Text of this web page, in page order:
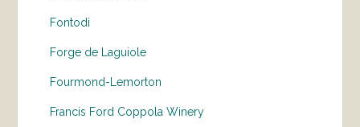
Fontodi
Forge de Laguiole
Fourmond-Lemorton
Francis Ford Coppola Winery